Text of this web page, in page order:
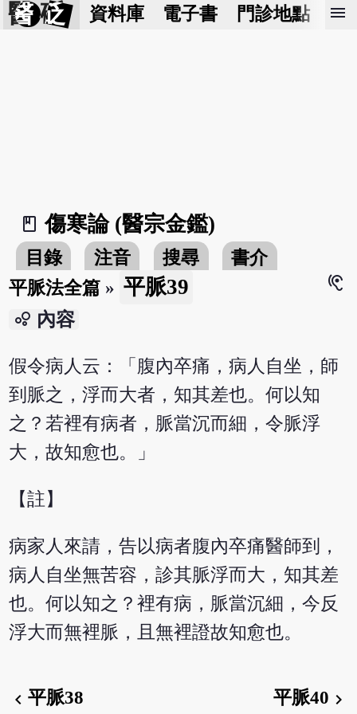
醫 砭 資料庫 電子書 門診地點 預
menu
book_2
傷寒論 (醫宗金鑑)
目錄 注音 搜尋
書介
平脈法全篇 » 平脈39
hearing
bubble_chart 內容
假令病人云：「腹內卒痛，病人自坐，師
到脈之，浮而大者，知其差也。何以知
之？若裡有病者，脈當沉而細，令脈浮
大，故知愈也。」
【註】
病家人來請，告以病者腹內卒痛醫師到，
病人自坐無苦容，診其脈浮而大，知其差
也。何以知之？裡有病，脈當沉細，今反
浮大而無裡脈，且無裡證故知愈也。
chevron_left平脈38 平脈40 chevron_right